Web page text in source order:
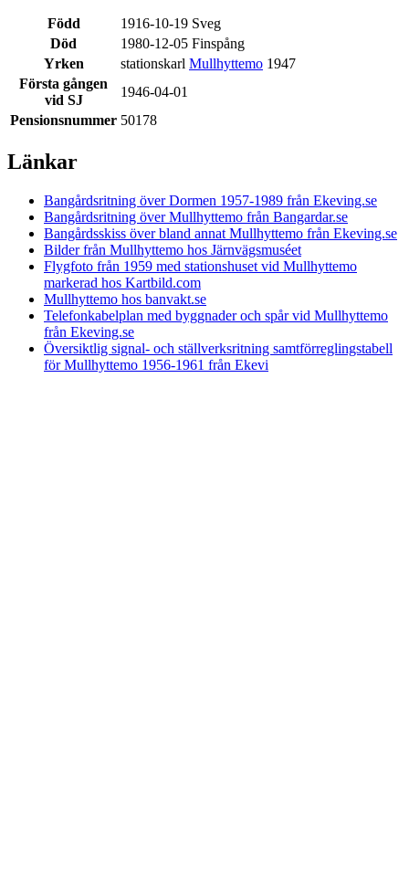
Född
1916-10-19 Sveg
Död
1980-12-05 Finspång
Yrken
stationskarl Mullhyttemo 1947
Första gången
vid SJ
1946-04-01
Pensionsnummer 50178
Länkar
Bangårdsritning över Dormen 1957-1989 från Ekeving.se
Bangårdsritning över Mullhyttemo från Bangardar.se
Bangårdsskiss över bland annat Mullhyttemo från Ekeving.se
Bilder från Mullhyttemo hos Järnvägsmuséet
Flygfoto från 1959 med stationshuset vid Mullhyttemo
markerad hos Kartbild.com
Mullhyttemo hos banvakt.se
Telefonkabelplan med byggnader och spår vid Mullhyttemo
från Ekeving.se
Översiktlig signal- och ställverksritning samtförreglingstabell
för Mullhyttemo 1956-1961 från Ekevi